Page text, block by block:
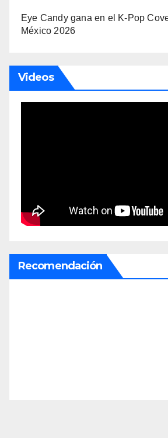
Eye Candy gana en el K-Pop
México 2026
Videos
Recomendación